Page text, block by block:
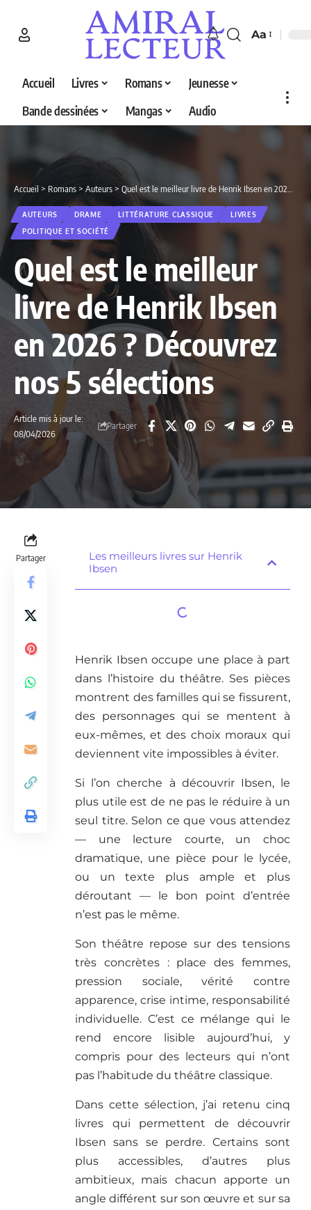
Aa
Accueil Livres Romans
Jeunesse
Bande dessinées
Mangas Audio
Accueil > Romans> Auteurs> Quel est le meilleur livre de Henrik Ibsen en 2026 ? Découvrez nos 5 sélections
AUTEURS DRAME LITTÉRATURE CLASSIQUE
LIVRES
POLITIQUE ET SOCIÉTÉ
Quel est le meilleur
livre de Henrik Ibsen
en 2026 ? Découvrez
nos 5 sélections
Article mis à jour le:
08/04/2026
Partager
Partager
Les meilleurs livres sur Henrik
Ibsen
Henrik Ibsen occupe une place à part
dans l’histoire du théâtre. Ses pièces
montrent des familles qui se fissurent,
des personnages qui se mentent à
eux-mêmes, et des choix moraux qui
deviennent vite impossibles à éviter.
Si l’on cherche à découvrir Ibsen, le
plus utile est de ne pas le réduire à un
seul titre. Selon ce que vous attendez
— une lecture courte, un choc
dramatique, une pièce pour le lycée,
ou un texte plus ample et plus
déroutant — le bon point d’entrée
n’est pas le même.
Son théâtre repose sur des tensions
très concrètes : place des femmes,
pression sociale, vérité contre
apparence, crise intime, responsabilité
individuelle. C’est ce mélange qui le
rend encore lisible aujourd’hui, y
compris pour des lecteurs qui n’ont
pas l’habitude du théâtre classique.
Dans cette sélection, j’ai retenu cinq
livres qui permettent de découvrir
Ibsen sans se perdre. Certains sont
plus accessibles, d’autres plus
ambitieux, mais chacun apporte un
angle différent sur son œuvre et sur sa